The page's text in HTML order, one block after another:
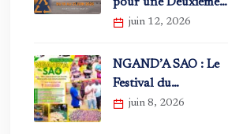
juin 12, 2026
NGAND’A SAO : Le
Festival du…
juin 8, 2026